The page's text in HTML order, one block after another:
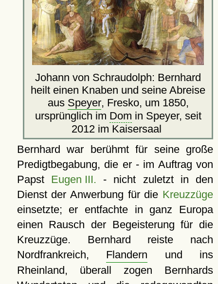
Johann von Schraudolph: Bernhard
heilt einen Knaben und seine Abreise
aus Speyer, Fresko, um 1850,
ursprünglich im Dom in Speyer, seit
2012 im Kaisersaal
Bernhard war berühmt für seine große
Predigtbegabung, die er - im Auftrag von
Papst Eugen III. - nicht zuletzt in den
Dienst der Anwerbung für die Kreuzzüge
einsetzte; er entfachte in ganz Europa
einen Rausch der Begeisterung für die
Kreuzzüge. Bernhard reiste nach
Nordfrankreich, Flandern und ins
Rheinland, überall zogen Bernhards